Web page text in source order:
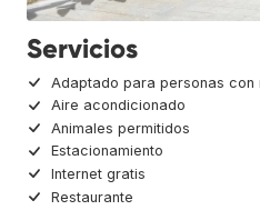
Servicios
Adaptado para personas con
Aire acondicionado
Animales permitidos
Estacionamiento
Internet gratis
Restaurante